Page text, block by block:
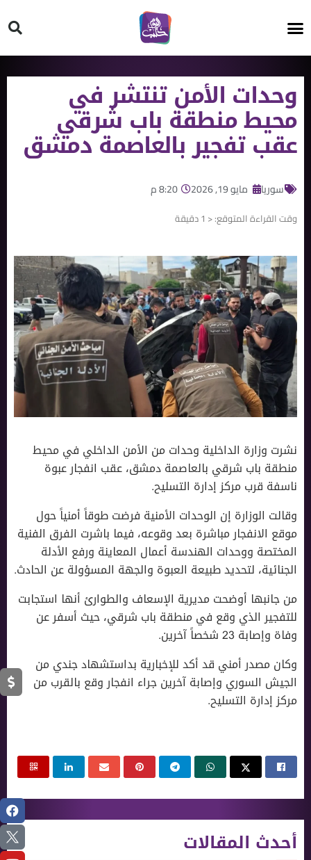
وحدات الأمن تنتشر في
محيط منطقة باب شرقي
عقب تفجير بالعاصمة دمشق
سوريا مايو 19, 2026 8:20 م
وقت القراءة المتوقع:< 1 دقيقة
نشرت وزارة الداخلية وحدات من الأمن الداخلي في محيط
منطقة باب شرقي بالعاصمة دمشق، عقب انفجار عبوة
ناسفة قرب مركز إدارة التسليح.
وقالت الوزارة إن الوحدات الأمنية فرضت طوقاً أمنياً حول
موقع الانفجار مباشرة بعد وقوعه، فيما باشرت الفرق الفنية
المختصة ووحدات الهندسة أعمال المعاينة ورفع الأدلة
الجنائية، لتحديد طبيعة العبوة والجهة المسؤولة عن الحادث.
من جانبها أوضحت مديرية الإسعاف والطوارئ أنها استجابت
للتفجير الذي وقع في منطقة باب شرقي، حيث أسفر عن
وفاة وإصابة 23 شخصاً آخرين.
وكان مصدر أمني قد أكد للإخبارية بداستشهاد جندي من
الجيش السوري وإصابة آخرين جراء انفجار وقع بالقرب من
مركز إدارة التسليح.
أحدث المقالات